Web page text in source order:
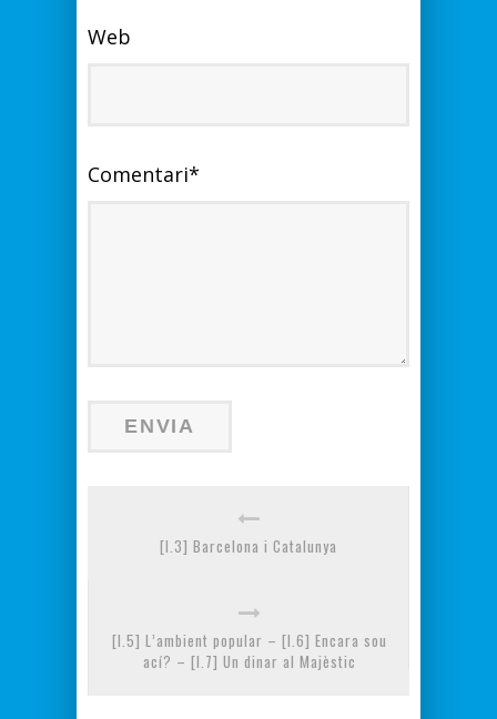
Web
Comentari*
[I.3] Barcelona i Catalunya
[I.5] L’ambient popular – [I.6] Encara sou
ací? – [I.7] Un dinar al Majèstic